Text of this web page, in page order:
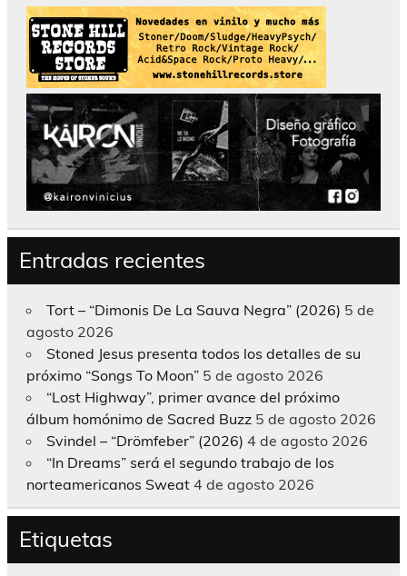
Entradas recientes
Tort – “Dimonis De La Sauva Negra” (2026) 5 de
agosto 2026
Stoned Jesus presenta todos los detalles de su
próximo “Songs To Moon” 5 de agosto 2026
“Lost Highway”, primer avance del próximo
álbum homónimo de Sacred Buzz 5 de agosto 2026
Svindel – “Drömfeber” (2026) 4 de agosto 2026
“In Dreams” será el segundo trabajo de los
norteamericanos Sweat 4 de agosto 2026
Etiquetas